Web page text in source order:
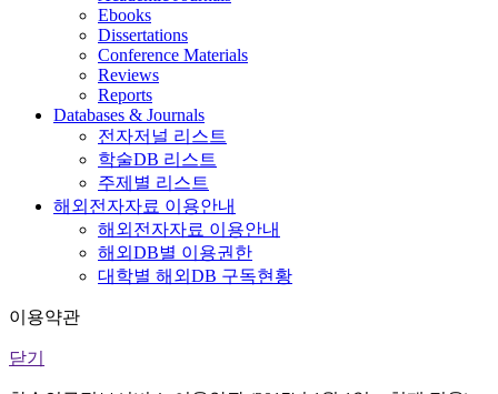
Ebooks
Dissertations
Conference Materials
Reviews
Reports
Databases & Journals
전자저널 리스트
학술DB 리스트
주제별 리스트
해외전자자료 이용안내
해외전자자료 이용안내
해외DB별 이용권한
대학별 해외DB 구독현황
이용약관
닫기